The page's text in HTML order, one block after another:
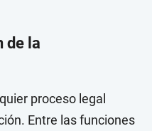
de la
proceso legal
Entre las funciones